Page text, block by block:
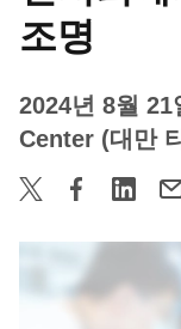
조명
2024년 8월 21
Center (대만